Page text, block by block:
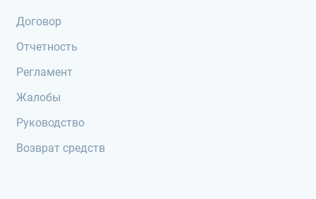
Договор
Отчетность
Регламент
Жалобы
Руководство
Возврат средств